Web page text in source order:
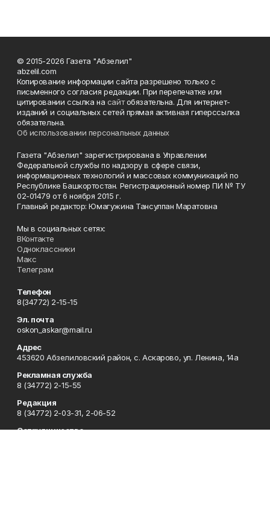
© 2015-2026 Газета "Абзелил"
abzelil.com
Копирование информации сайта разрешено только с
письменного согласия редакции. При перепечатке или
цитировании ссылка на сайтобязательна. Для интернет-
изданий и социальных сетей прямая активная гиперссылка
обязательна.
Об использовании персональных данных
Газета "Абзелил" зарегистрирована в Управлении
Федеральной службы по надзору в сфере связи,
информационных технологий и массовых коммуникаций по
Республике Башкортостан. Регистрационный номер ПИ № ТУ
02-01479 от 6 ноября 2015 г.
Главный редактор: Юмагужина Тансулпан Маратовна
Мы в социальных сетях:
ВКонтакте
Одноклассники
Макс
Телеграм
Телефон
8(34772) 2-15-15
Эл. почта
oskon_askar@mail.ru
Адрес
453620 Абзелиловский район, с. Аскарово, ул. Ленина, 14а
Рекламная служба
8 (34772) 2-15-55
Редакция
8 (34772) 2-03-31, 2-06-52
Сотрудничество